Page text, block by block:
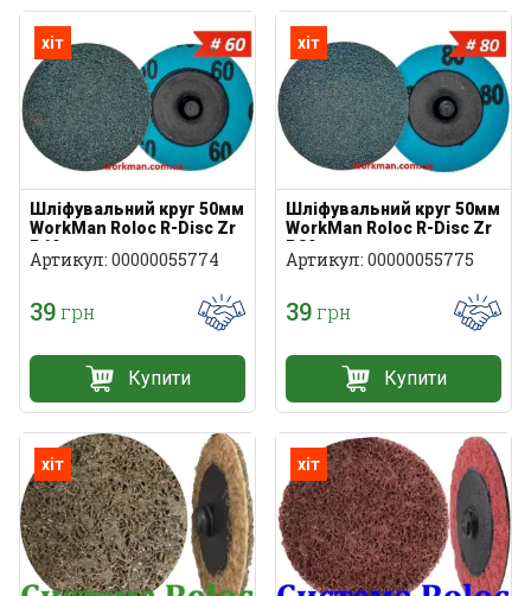
хіт
Шліфувальний круг 50мм
WorkMan Roloc R-Disc Zr
Р60
Артикул: 00000055774
39грн
Купити
хіт
Шліфувальний круг 50мм
WorkMan Roloc R-Disc Zr
Р80
Артикул: 00000055775
39грн
Купити
хіт хіт